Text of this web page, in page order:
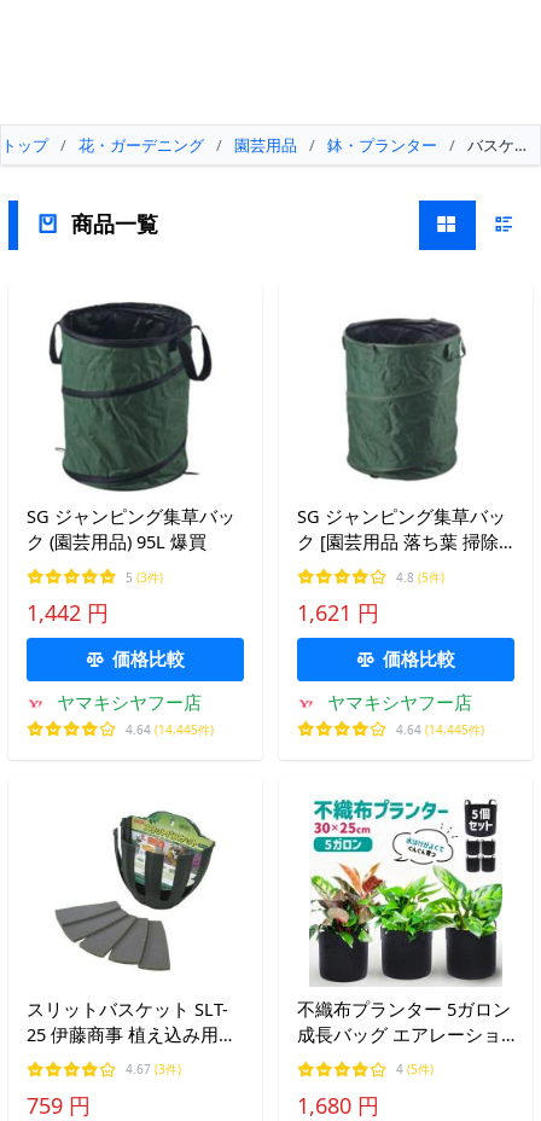
トップ / 花・ガーデニング / 園芸用品 / 鉢・プランター / バスケッ
商品一覧
SG ジャンピング集草バッ
ク (園芸用品) 95L 爆買
5 (3件)
1,442 円
価格比較
ヤマキシヤフー店
4.64 (14,445件)
SG ジャンピング集草バッ
ク [園芸用品 落ち葉 掃除]
175L 爆買
4.8 (5件)
1,621 円
価格比較
ヤマキシヤフー店
4.64 (14,445件)
スリットバスケット SLT-
25 伊藤商事 植え込み用ス
ポンジ付き 鉢4.67 (3件)
759 円
不織布プランター 5ガロン
成長バッグ エアレーショ
ンファブリックポット ハ
ンドル付き 5個セット
4 (5件)
1,680 円